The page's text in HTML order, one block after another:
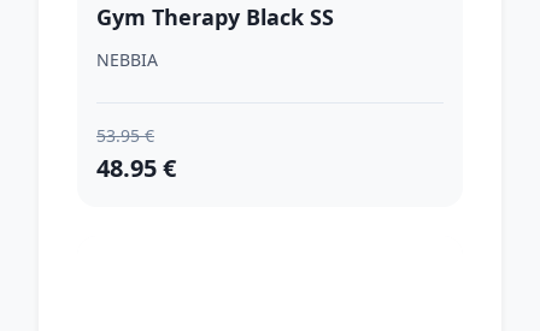
Gym Therapy Black SS
NEBBIA
53.95 €
48.95 €